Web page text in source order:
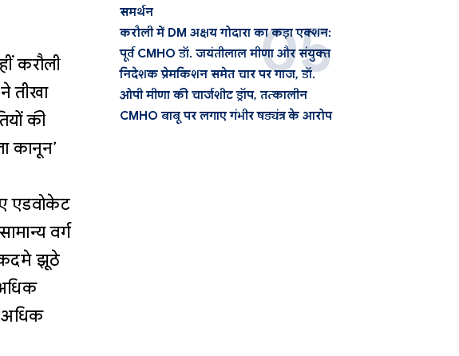
करौली
तीखा
की
कानून’
एडवोकेट
वर्ग
झूठे
अधिक
समर्थन
करौली में DM अक्षय गोदारा का कड़ा एक्शन:
पूर्व CMHO डॉ. जयंतीलाल मीणा और संयुक्त
निदेशक प्रेमकिशन समेत चार पर गाज, डॉ.
ओपी मीणा की चार्जशीट ड्रॉप, तत्कालीन
CMHO बाबू पर लगाए गंभीर षड्यंत्र के आरोप